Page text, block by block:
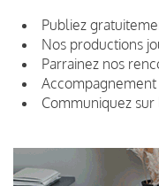
Publiez
Nos productions
Parrainez nos
Communiquez